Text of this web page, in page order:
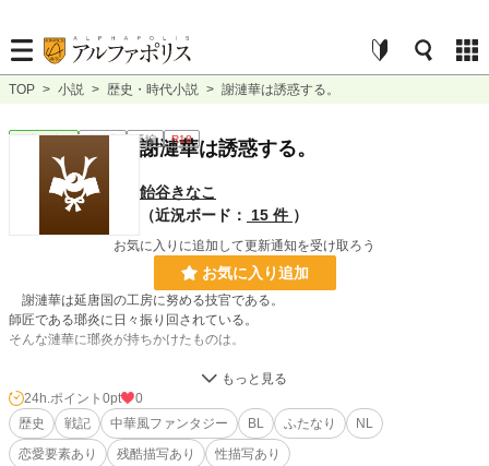
TOP > 小説 > 歴史・時代小説 > 謝漣華は誘惑する。
歴史・時代 連載中 長編 R18
謝漣華は誘惑する。
飴谷きなこ
（近況ボード：
15 件 ）
お気に入りに追加して更新通知を受け取ろう
お気に入り追加
謝漣華は延唐国の工房に努める技官である。
師匠である瑯炎に日々振り回されている。
そんな漣華に瑯炎が持ちかけたものは。
ツィッターでたまたまお話かけ頂きました饕餮先生と何故かエロ話に花が咲い
て、「こういう体位っていいよね！」的なお話になったので書いてみました。
いま連載中の【皇女の婚姻】も頑張りますのでよろしければおつきあいください
ませ。
24h.ポイント 0pt
0
歴史
戦記 中華風ファンタジー BL ふたなり
NL
恋愛要素あり
残酷描写あり 性描写あり